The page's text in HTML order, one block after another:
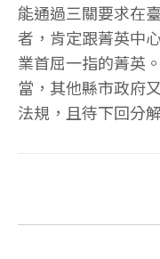
能通過三關要求在
者，肯定跟菁英中
業首屈一指的菁英
當，其他縣市政府
法規，且待下回分